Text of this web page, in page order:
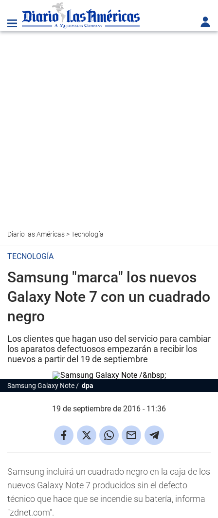
Diario las Américas>Tecnología
TECNOLOGÍA
Samsung "marca" los nuevos
Galaxy Note 7 con un cuadrado
negro
Los clientes que hagan uso del servicio para cambiar
los aparatos defectuosos empezarán a recibir los
nuevos a partir del 19 de septiembre
Samsung Galaxy Note / dpa
19 de septiembre de 2016 - 11:36
Samsung incluirá un cuadrado negro en la caja de los
nuevos Galaxy Note 7 producidos sin el defecto
técnico que hace que se incendie su batería, informa
"zdnet.com".